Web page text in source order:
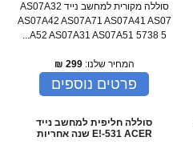
סוללה מקורית למחשב נייד AS07A32
AS07A42 AS07A71 AS07A41 AS07
A52 AS07A31 AS07A51 5738 5...
המחיר שלנו:299
₪
פרטים נוספים
סוללה חליפית למחשב נייד
E!-531 ACER שנה אחריות